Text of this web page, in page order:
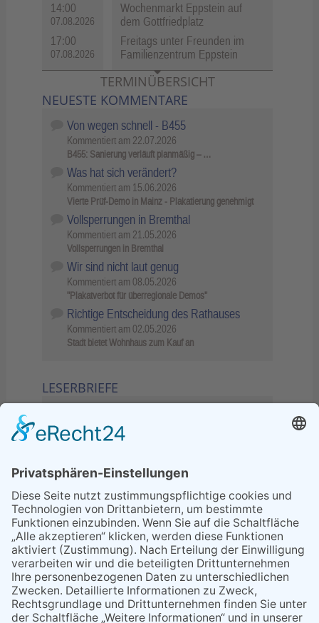
14:00
07.08.2026
Wochenmarkt Eppstein auf
dem Gottfriedplatz
17:00
07.08.2026
Freitags unter Freunden im
Familienzentrum Eppstein
TERMINÜBERSICHT
NEUESTE KOMMENTARE
Von wegen schnell - B455
Kommentiert am 22.07.2026
B455: Sanierung verläuft planmäßig – …
Was hat sich verändert?
Kommentiert am 15.06.2026
Vierte Prüf-Demo in Mainz - Plakatierung genehmigt
Vollsperrungen in Bremthal
Kommentiert am 21.05.2026
Vollsperrungen in Bremthal
Wir sind nicht laut genug
Kommentiert am 08.05.2026
"Plakatverbot für überregionale Demos"
Richtige Entscheidung des Rathauses
Kommentiert am 02.05.2026
Stadt bietet Wohnhaus zum Kauf an
LESERBRIEFE
Sperrung B455: Kleiner
Grenzverkehr statt weite Wege
21.04.2026
Wenn Bahn-Computer nicht
miteinander kommunizieren
11.03.2026
"Plakatverbot für überregionale
Demos"
04.02.2026
Gelbe Tonne – Ein kleiner Blick
über den Tellerand
04.02.2026